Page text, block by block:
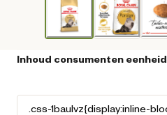
Inhoud consumenten eenheid